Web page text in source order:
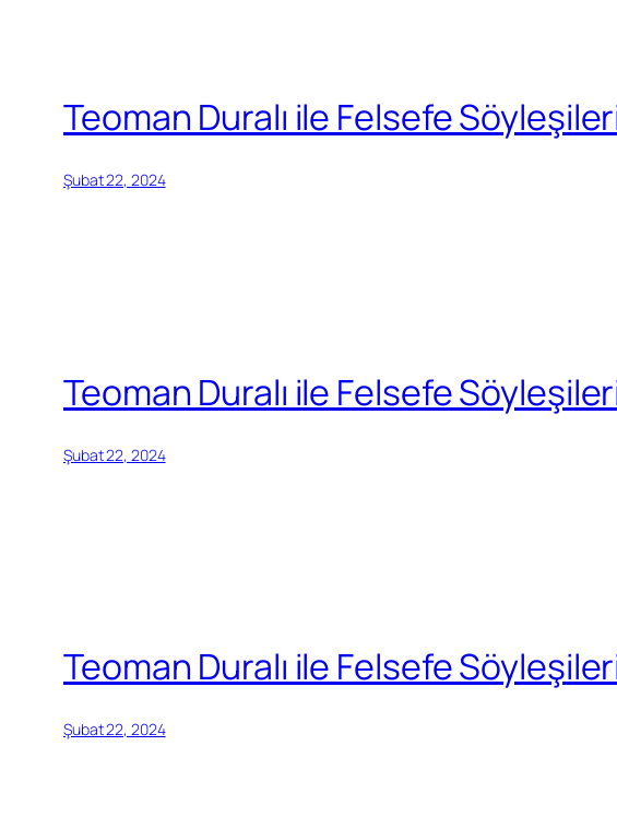
Teoman Duralı ile Felsefe
Şubat 22, 2024
Teoman Duralı ile Felsefe
Şubat 22, 2024
Teoman Duralı ile Felsefe
Şubat 22, 2024